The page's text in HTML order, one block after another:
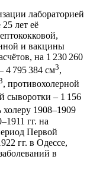
лабораторией
лет её
и вакцины
на 1 230 260
4 795 384 см3,
, противохолерной
сыворотки – 1 156
холеру 1908–1909
гг. на
Первой
гг. в Одессе,
в